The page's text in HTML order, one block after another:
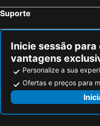
Suporte
Inicie sessão
vantagens
Personalize a sua
Ofertas e preços para